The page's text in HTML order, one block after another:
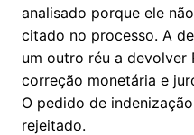
analisado porque ele
citado no processo. A
um outro réu a devolver
correção monetária e
O pedido de
rejeitado.